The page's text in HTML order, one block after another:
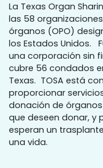
La Texas Organ
las 58
órganos (OPO)
los Estados Unidos.
una corporación sin
cubre 56 condados
Texas. TOSA está
proporcionar
donación de
que deseen donar, y
esperan un
una vida.